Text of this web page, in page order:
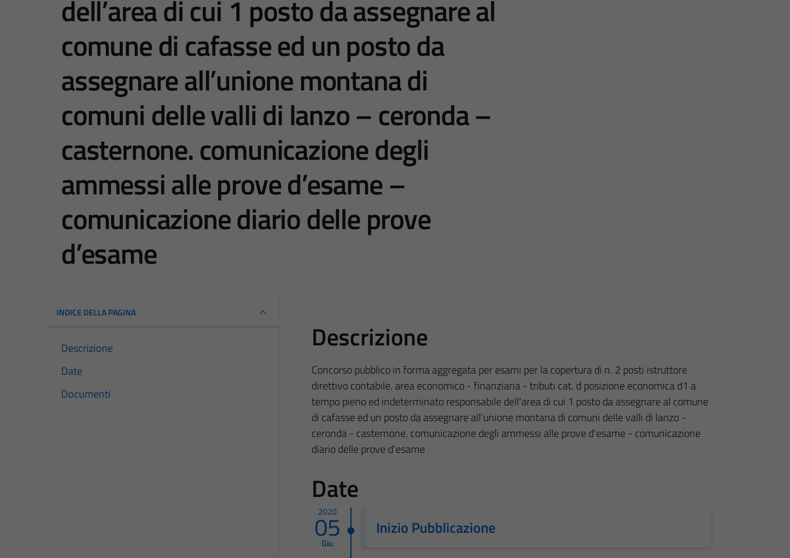
dell’area di cui 1 posto da assegnare al
comune di cafasse ed un posto da
assegnare all’unione montana di
comuni delle valli di lanzo – ceronda –
casternone. comunicazione degli
ammessi alle prove d’esame –
comunicazione diario delle prove
d’esame
INDICE DELLA PAGINA
Descrizione
Date
Documenti
Descrizione
Concorso pubblico in forma aggregata per esami per la copertura di n. 2 posti istruttore
direttivo contabile. area economico - finanziaria - tributi cat. d posizione economica d1 a
tempo pieno ed indeterminato responsabile dell'area di cui 1 posto da assegnare al comune
di cafasse ed un posto da assegnare all'unione montana di comuni delle valli di lanzo -
ceronda - casternone. comunicazione degli ammessi alle prove d'esame - comunicazione
diario delle prove d'esame
Date
2020
05
Giu
Inizio Pubblicazione